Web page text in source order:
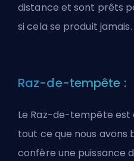
distance et sont prêts
si cela se produit jamais.
Raz-de-tempête :
Le Raz-de-tempête est
tout ce que nous avons
confère une puissance